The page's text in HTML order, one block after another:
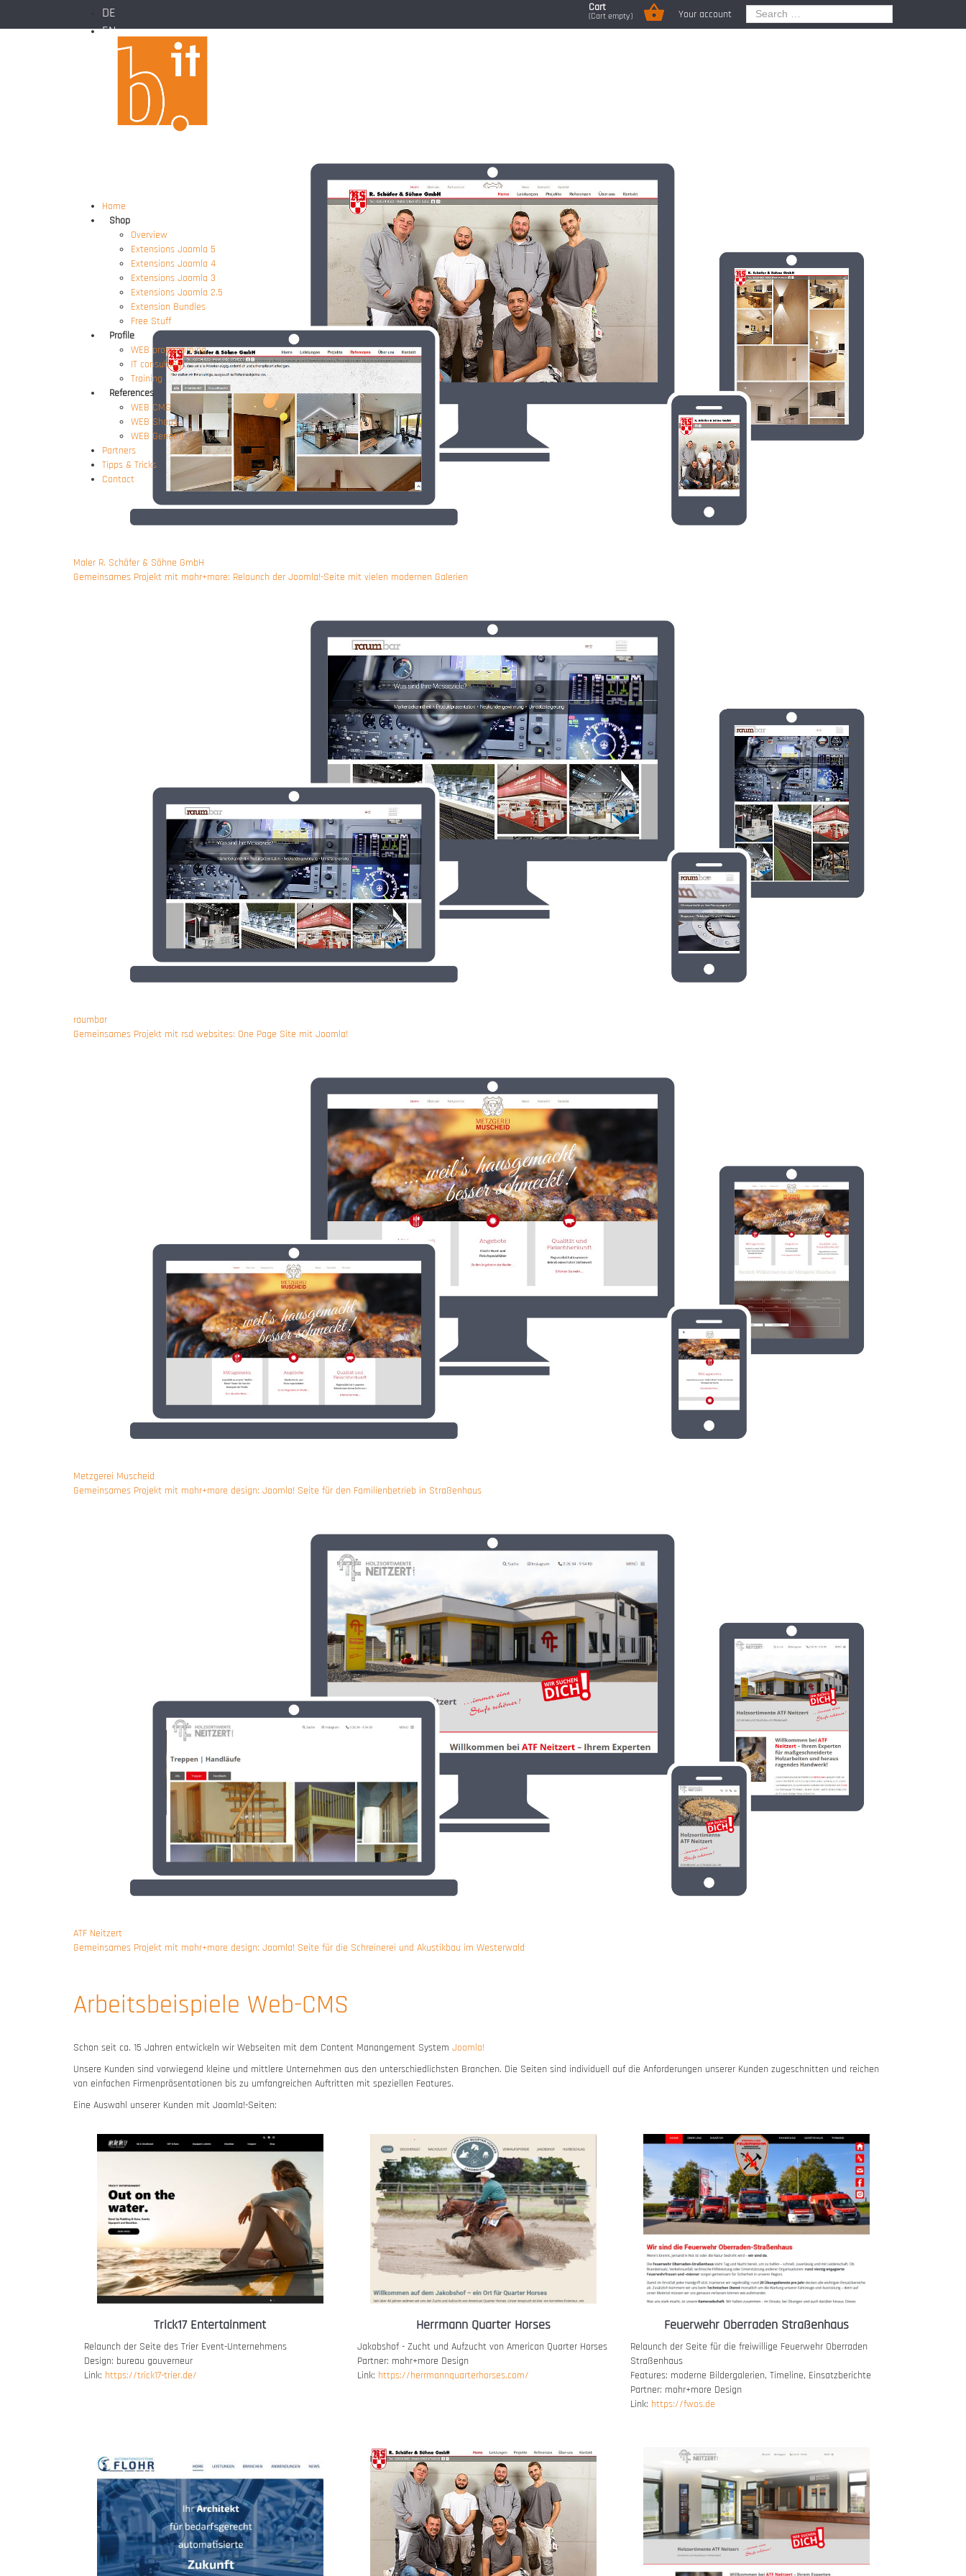
Your account
DE
EN
Cart
(Cart empty)
Home
Shop
Overview
Extensions Joomla 5
Extensions Joomla 4
Extensions Joomla 3
Extensions Joomla 2.5
Extension Bundles
Free Stuff
Profile
WEB programming
IT consulting
Training
References
WEB CMS
WEB Shops
WEB General
Partners
Tipps & Tricks
Contact
Maler R. Schäfer & Söhne GmbH
Gemeinsames Projekt mit mohr+more: Relaunch der Joomla!-Seite mit vielen modernen Galerien
raumbar
Gemeinsames Projekt mit rsd websites: One Page Site mit Joomla!
Metzgerei Muscheid
Gemeinsames Projekt mit mohr+more design: Joomla! Seite für den Familienbetrieb in Straßenhaus
ATF Neitzert
Gemeinsames Projekt mit mohr+more design: Joomla! Seite für die Schreinerei und Akustikbau im Westerwald
Arbeitsbeispiele Web-CMS
Schon seit ca. 15 Jahren entwickeln wir Webseiten mit dem Content Manangement System Joomla!
Unsere Kunden sind vorwiegend kleine und mittlere Unternehmen aus den unterschiedlichsten Branchen. Die Seiten sind individuell auf die Anforderungen unserer Kunden zugeschnitten und reichen
von einfachen Firmenpräsentationen bis zu umfangreichen Auftritten mit speziellen Features.
Eine Auswahl unserer Kunden mit Joomla!-Seiten:
Trick17 Entertainment
Relaunch der Seite des Trier Event-Unternehmens
Design: bureau gouverneur
Link: https://trick17-trier.de/
Herrmann Quarter Horses
Jakobshof - Zucht und Aufzucht von American Quarter Horses
Partner: mohr+more Design
Link: https://herrmannquarterhorses.com/
Feuerwehr Oberraden Straßenhaus
Relaunch der Seite für die freiwillige Feuerwehr Oberraden
Straßenhaus
Features: moderne Bildergalerien, Timeline, Einsatzberichte
Partner: mohr+more Design
Link: https://fwos.de